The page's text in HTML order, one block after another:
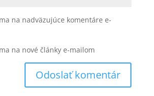
na nadväzujúce komentáre e-
na nové články e-mailom